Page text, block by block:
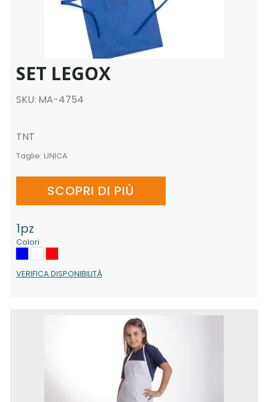
SET LEGOX
SKU: MA-4754
TNT
Taglie: UNICA
SCOPRI DI PIÙ
1pz
Colori
VERIFICA DISPONIBILITÀ